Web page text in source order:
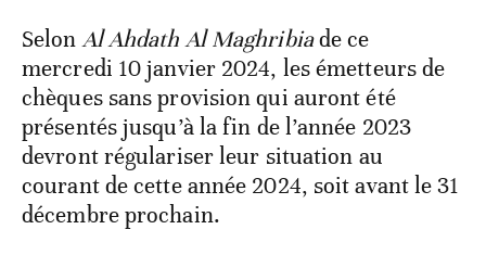
SelonAl Ahdath Al Maghribiade ce
mercredi 10 janvier 2024, les émetteurs de
chèques sans provision qui auront été
présentés jusqu’à la fin de l’année 2023
devront régulariser leur situation au
courant de cette année 2024, soit avant le 31
décembre prochain.